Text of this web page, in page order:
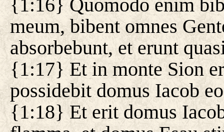
{1:16} Quomodo enim
meum, bibent omnes
absorbebunt, et erunt
{1:17} Et in monte Sion
possidebit domus Iacob
{1:18} Et erit domus